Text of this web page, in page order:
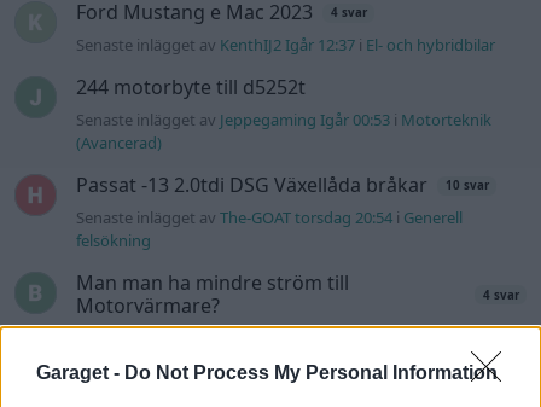
Garaget - Do Not Process My Personal Information
Ford Mustang e Mac 2023 4 svar
Senaste inlägget av KenthIJ2 Igår 12:37 i El- och hybridbilar
244 motorbyte till d5252t
Senaste inlägget av Jeppegaming Igår 00:53 i Motorteknik
(Avancerad)
Passat -13 2.0tdi DSG Växellåda bråkar 10 svar
Senaste inlägget avThe-GOAT torsdag 20:54 i Generell
felsökning
Man man ha mindre ström till
Motorvärmare?
4 svar
Senaste projektinläggen